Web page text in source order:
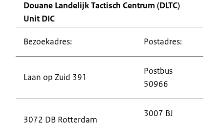
Douane Landelijk Tactisch Centrum (DLTC)
Unit DIC
Bezoekadres: Postadres:
Laan op Zuid 391
Postbus
50966
3072 DB Rotterdam
3007 BJ